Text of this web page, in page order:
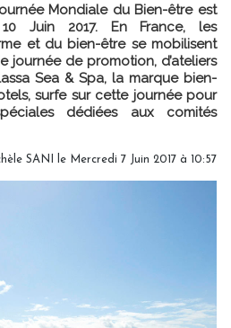
Mondiale du Bien-être est
Juin 2017. En France, les
et du bien-être se mobilisent
journée de promotion, d’ateliers
Sea & Spa, la marque bien-
surfe sur cette journée pour
dédiées aux comités
SANI le Mercredi 7 Juin 2017 à 10:57